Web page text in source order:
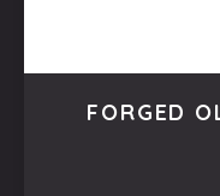
FORGED